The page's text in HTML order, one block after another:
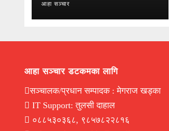
आहा सञ्चार
आहा सञ्चार डटकमका लागि
सञ्चालक/प्रधान सम्पादक : मेगराज खड्का
IT Support: तुलसी दाहाल
०८८५३०३६८, ९८५७८२२८१६